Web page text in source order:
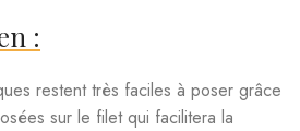
:
restent très faciles à poser grâce
sur le filet qui facilitera la